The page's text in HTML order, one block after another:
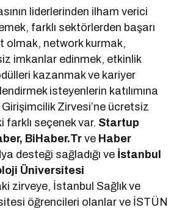
liderlerinden ilham verici
farklı sektörlerden başarı
olmak, network kurmak,
imkanlar edinmek, etkinlik
kazanmak ve kariyer
isteyenlerin katılımına
Zirvesi’ne ücretsiz
farklı seçenek var. Startup
BiHaber.Tr ve Haber
desteği sağladığı ve İstanbul
Üniversitesi
zirveye, İstanbul Sağlık ve
öğrencileri olanlar ve İSTÜN